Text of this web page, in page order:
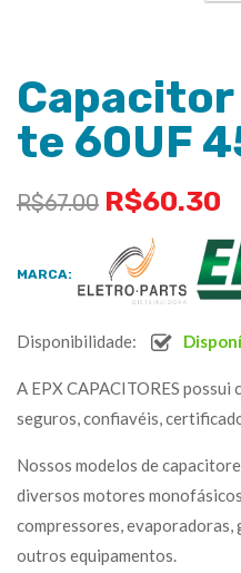
te 60UF
R$67.00 R$60.30
MARCA:
Disponibilidade:
A EPX CAPACITORES
seguros, confiavéis,
Nossos modelos de
diversos motores
compressores,
outros equipamentos.